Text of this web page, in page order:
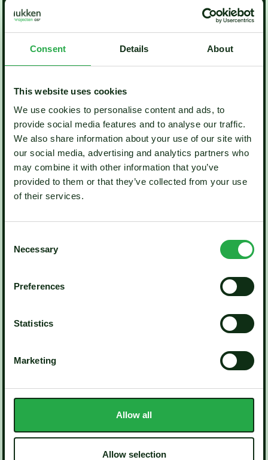
Consent Details About
This website uses cookies
We use cookies to personalise content and ads, to
provide social media features and to analyse our traffic.
We also share information about your use of our site with
our social media, advertising and analytics partners who
may combine it with other information that you’ve
provided to them or that they’ve collected from your use
of their services.
Selection
Necessary
Preferences
Statistics
Marketing
Allow all
Allow selection